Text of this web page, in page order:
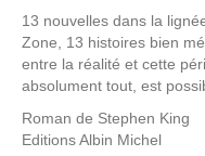
13 nouvelles dans la
Zone, 13 histoires bien
entre la réalité et cette
absolument tout, est
Roman de Stephen King
EditionsAlbin Michel